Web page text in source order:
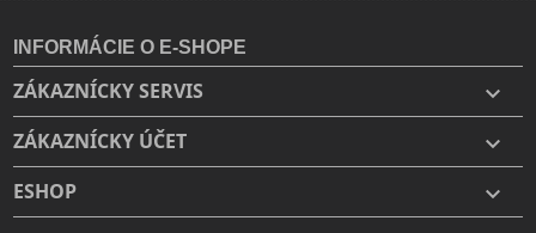
INFORMÁCIE O E-SHOPE
ZÁKAZNÍCKY SERVIS 
ZÁKAZNÍCKY ÚČET 
ESHOP 